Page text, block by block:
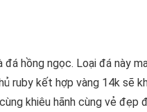
hồng ngọc. Loại đá này
ruby kết hợp vàng 14k sẽ
khiêu hãnh cùng vẻ đẹp